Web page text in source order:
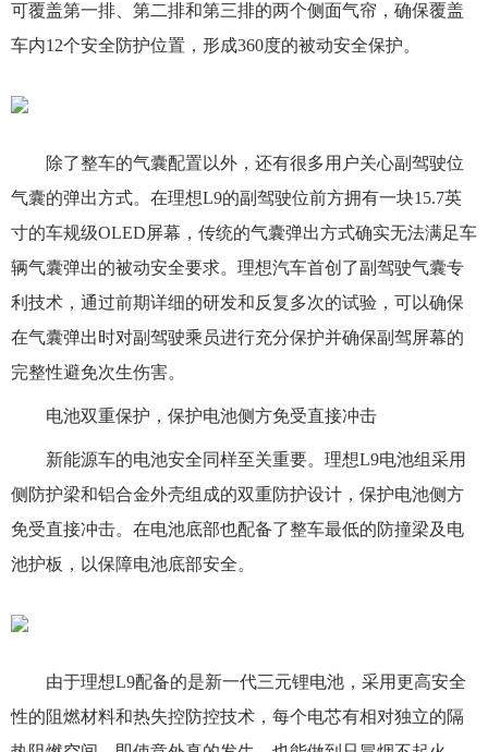
可覆盖第一排、第二排和第三排的两个侧面气帘，确保覆盖
车内12个安全防护位置，形成360度的被动安全保护。
除了整车的气囊配置以外，还有很多用户关心副驾驶位
气囊的弹出方式。在理想L9的副驾驶位前方拥有一块15.7英
寸的车规级OLED屏幕，传统的气囊弹出方式确实无法满足车
辆气囊弹出的被动安全要求。理想汽车首创了副驾驶气囊专
利技术，通过前期详细的研发和反复多次的试验，可以确保
在气囊弹出时对副驾驶乘员进行充分保护并确保副驾屏幕的
完整性避免次生伤害。
电池双重保护，保护电池侧方免受直接冲击
新能源车的电池安全同样至关重要。理想L9电池组采用
侧防护梁和铝合金外壳组成的双重防护设计，保护电池侧方
免受直接冲击。在电池底部也配备了整车最低的防撞梁及电
池护板，以保障电池底部安全。
由于理想L9配备的是新一代三元锂电池，采用更高安全
性的阻燃材料和热失控防控技术，每个电芯有相对独立的隔